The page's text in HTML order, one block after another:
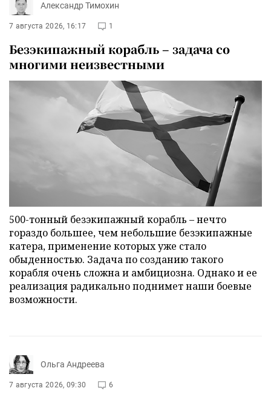
Александр Тимохин
7 августа 2026, 16:17 1
Безэкипажный корабль – задача со
многими неизвестными
500-тонный безэкипажный корабль – нечто
гораздо большее, чем небольшие безэкипажные
катера, применение которых уже стало
обыденностью. Задача по созданию такого
корабля очень сложна и амбициозна. Однако и ее
реализация радикально поднимет наши боевые
возможности.
Ольга Андреева
7 августа 2026, 09:30 6